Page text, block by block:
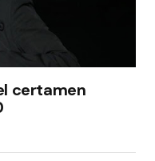
certamen